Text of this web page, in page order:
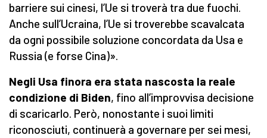
barriere sui cinesi, l’Ue si troverà tra due fuochi.
Anche sull’Ucraina, l’Ue si troverebbe scavalcata
da ogni possibile soluzione concordata da Usa e
Russia (e forse Cina)».
Negli Usa finora era stata nascosta la reale
condizione di Biden, fino all’improvvisa decisione
di scaricarlo. Però, nonostante i suoi limiti
riconosciuti, continuerà a governare per sei mesi,